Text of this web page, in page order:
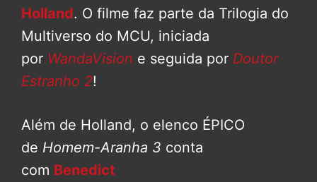
Holland. O filme faz parte da Trilogia do
Multiverso do MCU, iniciada
por WandaVision e seguida por Doutor
Estranho 2!
Além de Holland, o elenco ÉPICO
de Homem-Aranha 3 conta
com Benedict